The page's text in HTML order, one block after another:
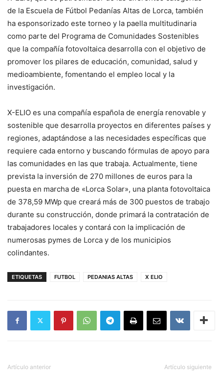
de la Escuela de Fútbol Pedanías Altas de Lorca, también
ha esponsorizado este torneo y la paella multitudinaria
como parte del Programa de Comunidades Sostenibles
que la compañía fotovoltaica desarrolla con el objetivo de
promover los pilares de educación, comunidad, salud y
medioambiente, fomentando el empleo local y la
investigación.
X-ELIO es una compañía española de energía renovable y
sostenible que desarrolla proyectos en diferentes países y
regiones, adaptándose a las necesidades específicas que
requiere cada entorno y buscando fórmulas de apoyo para
las comunidades en las que trabaja. Actualmente, tiene
prevista la inversión de 270 millones de euros para la
puesta en marcha de «Lorca Solar», una planta fotovoltaica
de 378,59 MWp que creará más de 300 puestos de trabajo
durante su construcción, donde primará la contratación de
trabajadores locales y contará con la implicación de
numerosas pymes de Lorca y de los municipios
colindantes.
ETIQUETAS FUTBOL PEDANIAS ALTAS X ELIO
Artículo anterior Artículo siguiente